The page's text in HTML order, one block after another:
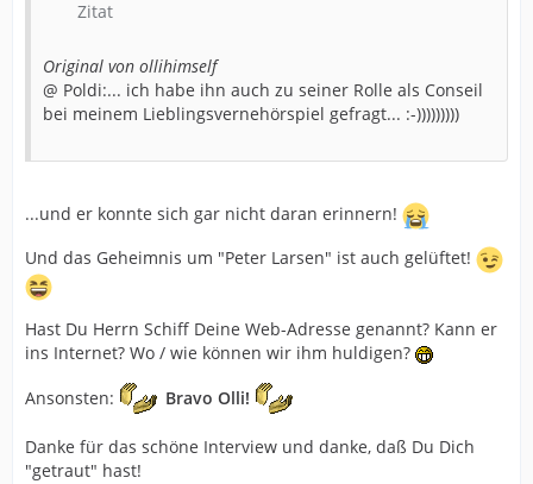
Zitat
Original von ollihimself
@ Poldi:... ich habe ihn auch zu seiner Rolle als Conseil
bei meinem Lieblingsvernehörspiel gefragt... :-)))))))))
...und er konnte sich gar nicht daran erinnern!
Und das Geheimnis um "Peter Larsen" ist auch gelüftet!
Hast Du Herrn Schiff Deine Web-Adresse genannt? Kann er
ins Internet? Wo / wie können wir ihm huldigen?
Ansonsten: Bravo Olli!
Danke für das schöne Interview und danke, daß Du Dich
"getraut" hast!